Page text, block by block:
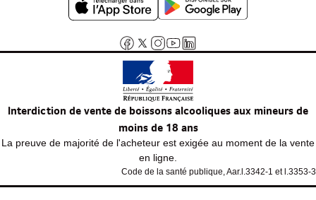
Interdiction de vente de boissons alcooliques aux mineurs de
moins de 18 ans
La preuve de majorité de l'acheteur est exigée au moment de la vente
en ligne.
Code de la santé publique, Aar.l.3342-1 et l.3353-3